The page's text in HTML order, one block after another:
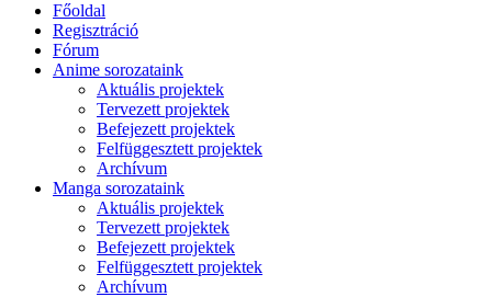
Főoldal
Regisztráció
Fórum
Anime sorozataink
Aktuális projektek
Tervezett projektek
Befejezett projektek
Felfüggesztett projektek
Archívum
Manga sorozataink
Aktuális projektek
Tervezett projektek
Befejezett projektek
Felfüggesztett projektek
Archívum